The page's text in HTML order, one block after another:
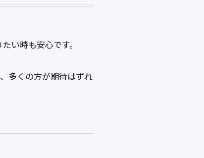
い時も安心です。
多くの方が期待はずれ